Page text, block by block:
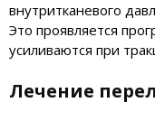
внутритканевого
Это проявляется
усиливаются при
Лечение